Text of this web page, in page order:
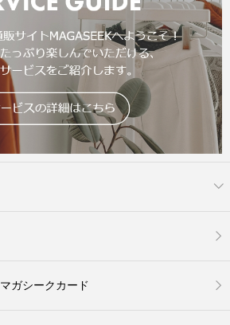
マガシークカード